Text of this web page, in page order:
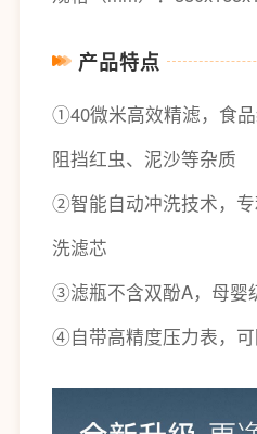
产品特点
①40微米高效精滤，食
阻挡红虫、泥沙等杂质
②智能自动冲洗技术，
洗滤芯
③滤瓶不含双酚A，母婴
④自带高精度压力表，